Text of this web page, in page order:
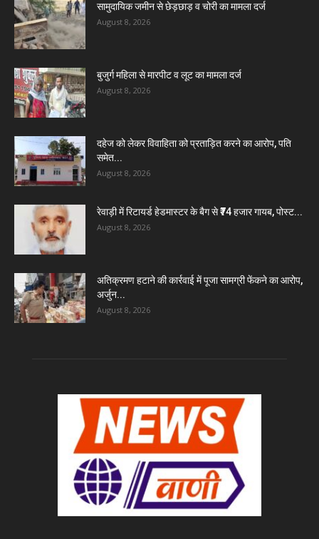
सामुदायिक जमीन से छेड़छाड़ व चोरी का मामला दर्ज
August 8, 2026
बुजुर्ग महिला से मारपीट व लूट का मामला दर्ज
August 8, 2026
दहेज को लेकर विवाहिता को प्रताड़ित करने का आरोप, पति
समेत...
August 8, 2026
रेवाड़ी में रिटायर्ड हेडमास्टर के बैग से ₹74 हजार गायब, पोस्ट...
August 8, 2026
अतिक्रमण हटाने की कार्रवाई में पूजा सामग्री फेंकने का आरोप,
अर्जुन...
August 8, 2026